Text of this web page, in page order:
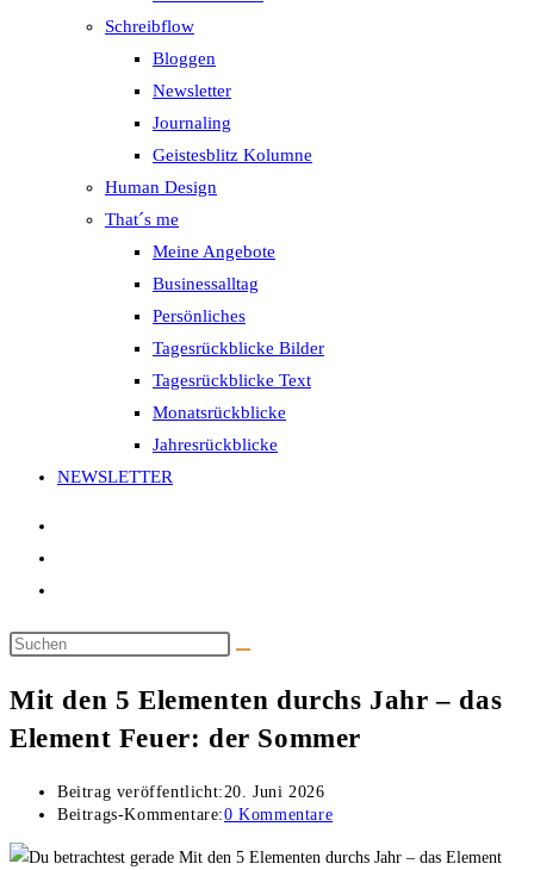
Schreibflow
Bloggen
Newsletter
Journaling
Geistesblitz Kolumne
Human Design
That´s me
Meine Angebote
Businessalltag
Persönliches
Tagesrückblicke Bilder
Tagesrückblicke Text
Monatsrückblicke
Jahresrückblicke
NEWSLETTER
Mit den 5 Elementen durchs Jahr – das
Element Feuer: der Sommer
Beitrag veröffentlicht:20. Juni 2026
Beitrags-Kommentare:0 Kommentare